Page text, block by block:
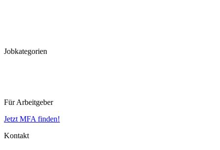
Jobkategorien
Für Arbeitgeber
Jetzt MFA finden!
Kontakt